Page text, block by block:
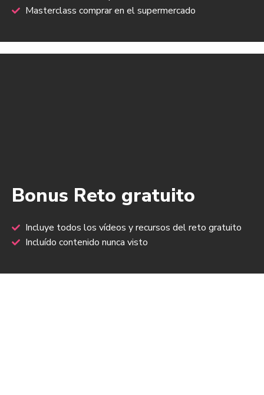
Masterclass comprar en el supermercado
Bonus Reto gratuito
Incluye todos los vídeos y recursos del reto gratuito
Incluído contenido nunca visto